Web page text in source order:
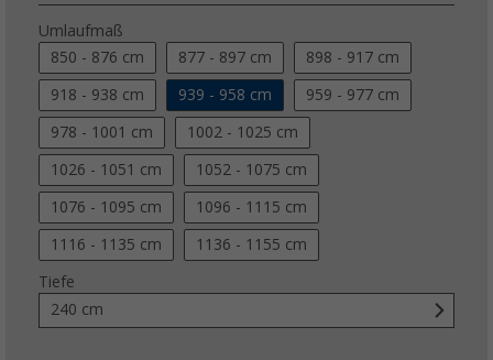
Umlaufmaß
850 - 876 cm
877 - 897 cm 898 - 917 cm
918 - 938 cm 939 - 958 cm 959 - 977 cm
978 - 1001 cm 1002 - 1025 cm
1026 - 1051 cm 1052 - 1075 cm
1076 - 1095 cm 1096 - 1115 cm
1116 - 1135 cm 1136 - 1155 cm
Tiefe
240 cm